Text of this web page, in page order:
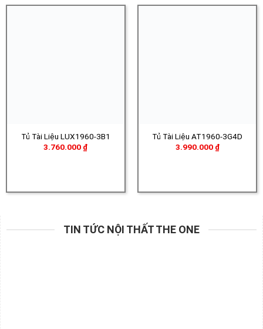
Tủ Tài Liệu LUX1960-3B1
3.760.000 ₫
Tủ Tài Liệu AT1960-3G4D
3.990.000 ₫
TIN TỨC NỘI THẤT THE ONE